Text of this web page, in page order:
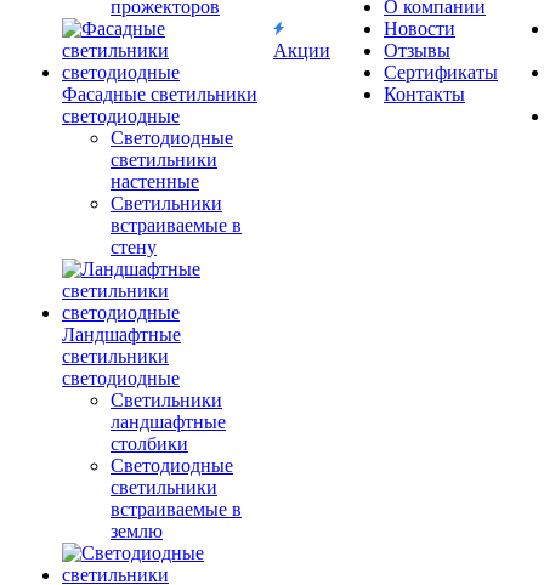
прожекторов
Фасадные светильники
светодиодные
Светодиодные
светильники
настенные
Светильники
встраиваемые в
стену
Ландшафтные
светильники
светодиодные
Светильники
ландшафтные
столбики
Светодиодные
светильники
встраиваемые в
землю
Акции
О компании
Новости
Отзывы
Сертификаты
Контакты